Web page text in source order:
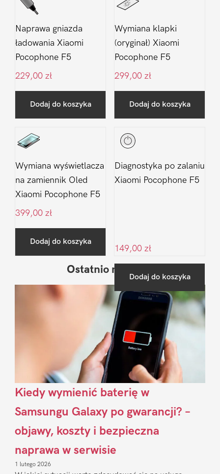
Naprawa gniazda
ładowania Xiaomi
Pocophone F5
229,00 zł
Dodaj do koszyka
Wymiana klapki
(oryginał) Xiaomi
Pocophone F5
299,00 zł
Dodaj do koszyka
Wymiana wyświetlacza
na zamiennik Oled
Xiaomi Pocophone F5
399,00 zł
Dodaj do koszyka
Diagnostyka po zalaniu
Xiaomi Pocophone F5
149,00 zł
Dodaj do koszyka
Sidebar
Ostatnio na blogu
Kiedy wymienić baterię w
Samsungu Galaxy po gwarancji? –
objawy, koszty i bezpieczna
naprawa w serwisie
1 lutego 2026